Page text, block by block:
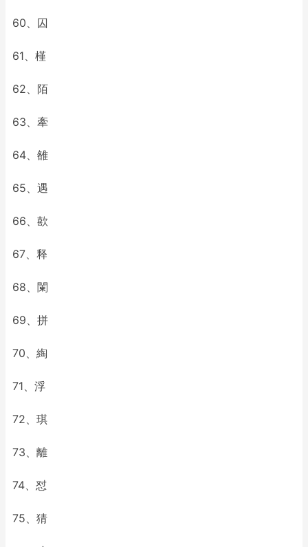
60、囚
61、槿
62、陌
63、牽
64、雒
65、遇
66、歖
67、释
68、闌
69、拼
70、綯
71、浮
72、琪
73、離
74、怼
75、猜